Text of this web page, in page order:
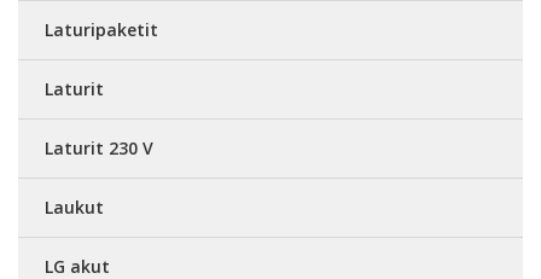
Laturipaketit
Laturit
Laturit 230 V
Laukut
LG akut